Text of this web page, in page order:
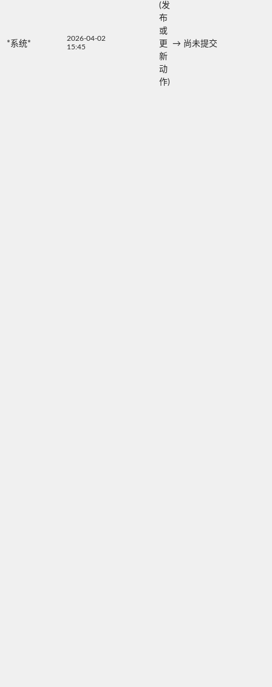
*系统*
2026-04-02
15:45
(发
布
或
更
新
动
作)
→ 尚未提交